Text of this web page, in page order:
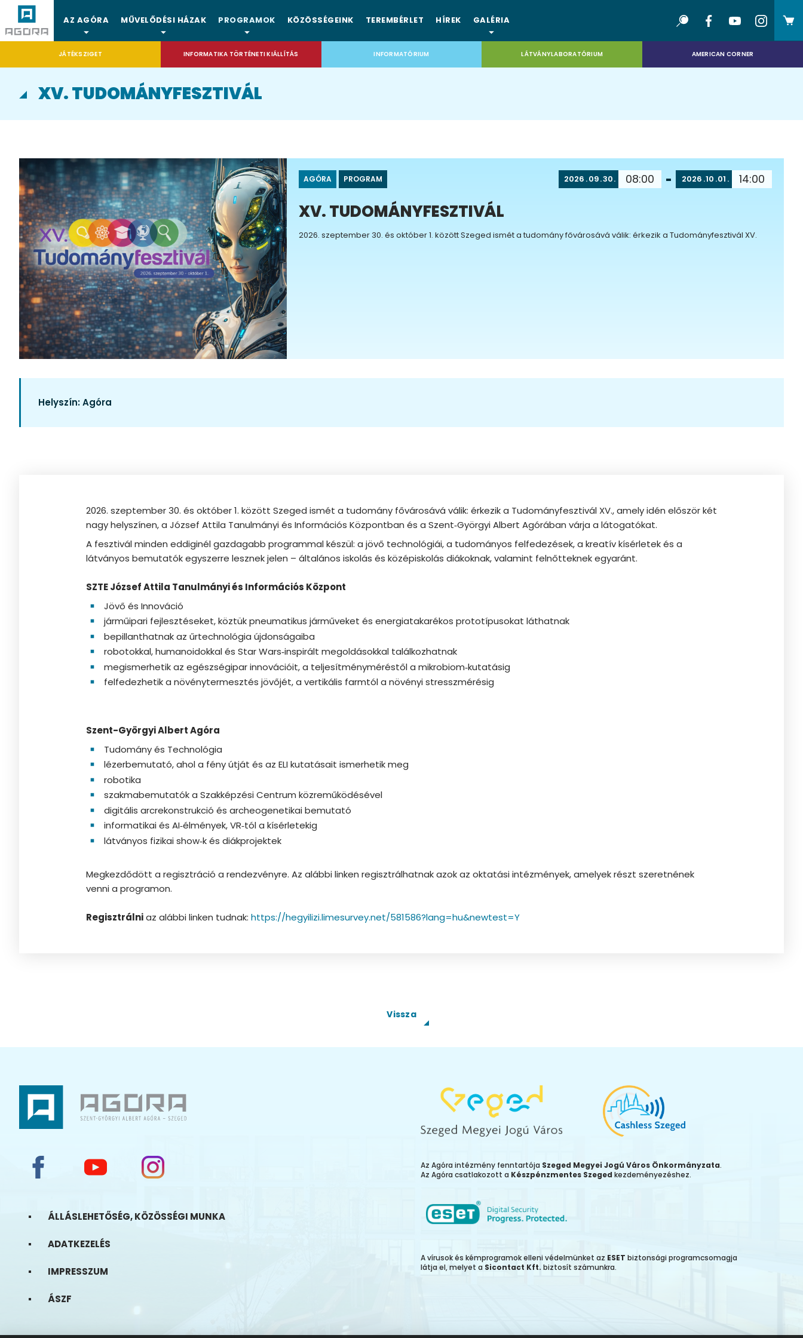
AZ AGÓRA MŰVELŐDÉSI HÁZAK PROGRAMOK KÖZÖSSÉGEINK TEREMBÉRLET HÍREK GALÉRIA
JÁTÉKSZIGET INFORMATIKA TÖRTÉNETI KIÁLLÍTÁS INFORMATÓRIUM LÁTVÁNYLABORATÓRIUM AMERICAN CORNER
XV. TUDOMÁNYFESZTIVÁL
AGÓRA PROGRAM 2026 09 30 08:00 2026 10 01 14:00
XV. TUDOMÁNYFESZTIVÁL
2026. szeptember 30. és október 1. között Szeged ismét a tudomány fővárosává válik: érkezik a Tudományfesztivál XV.
Helyszín:Agóra
2026. szeptember 30. és október 1. között Szeged ismét a tudomány fővárosává válik: érkezik a Tudományfesztivál XV., amely idén először két
nagy helyszínen, a József Attila Tanulmányi és Információs Központban és a Szent‑Györgyi Albert Agórában várja a látogatókat.
A fesztivál minden eddiginél gazdagabb programmal készül: a jövő technológiái, a tudományos felfedezések, a kreatív kísérletek és a
látványos bemutatók egyszerre lesznek jelen – általános iskolás és középiskolás diákoknak, valamint felnőtteknek egyaránt.
SZTE József Attila Tanulmányi és Információs Központ
Jövő és Innováció
járműipari fejlesztéseket, köztük pneumatikus járműveket és energiatakarékos prototípusokat láthatnak
bepillanthatnak az űrtechnológia újdonságaiba
robotokkal, humanoidokkal és Star Wars‑inspirált megoldásokkal találkozhatnak
megismerhetik az egészségipar innovációit, a teljesítményméréstől a mikrobiom‑kutatásig
felfedezhetik a növénytermesztés jövőjét, a vertikális farmtól a növényi stresszmérésig
Szent-Györgyi Albert Agóra
Tudomány és Technológia
lézerbemutató, ahol a fény útját és az ELI kutatásait ismerhetik meg
robotika
szakmabemutatók a Szakképzési Centrum közreműködésével
digitális arcrekonstrukció és archeogenetikai bemutató
informatikai és AI‑élmények, VR‑tól a kísérletekig
látványos fizikai show‑k és diákprojektek
Megkezdődött a regisztráció a rendezvényre. Az alábbi linken regisztrálhatnak azok az oktatási intézmények, amelyek részt szeretnének
venni a programon.
Regisztrálniaz alábbi linken tudnak: https://hegyilizi.limesurvey.net/581586?lang=hu&newtest=Y
Vissza
ÁLLÁSLEHETŐSÉG, KÖZÖSSÉGI MUNKA
ADATKEZELÉS
IMPRESSZUM
ÁSZF
Az Agóra intézmény fenntartója Szeged Megyei Jogú Város Önkormányzata.
Az Agóra csatlakozott a Készpénzmentes Szeged kezdeményezéshez.
A vírusok és kémprogramok elleni védelmünket az ESET biztonsági programcsomagja
látja el, melyet a Sicontact Kft. biztosít számunkra.